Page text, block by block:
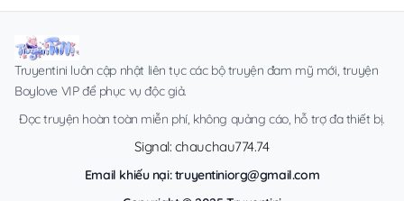
Truyentini luôn cập nhật liên tục các bộ truyện đam mỹ mới, truyện
Boylove VIP để phục vụ độc giả.
Đọc truyện hoàn toàn miễn phí, không quảng cáo, hỗ trợ đa thiết bị.
Signal: chauchau774.74
Email khiếu nại:truyentiniorg@gmail.com